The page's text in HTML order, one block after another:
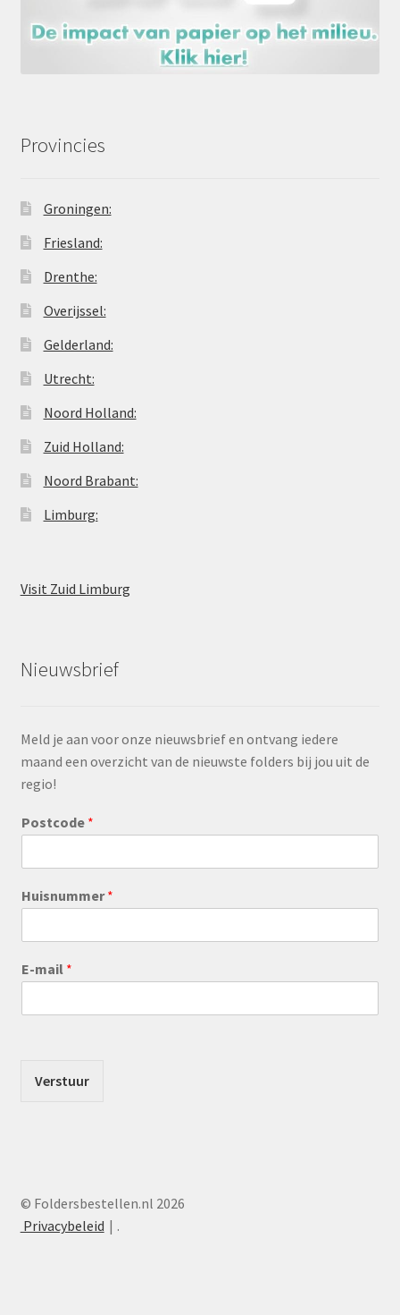
Provincies
Groningen:
Friesland:
Drenthe:
Overijssel:
Gelderland:
Utrecht:
Noord Holland:
Zuid Holland:
Noord Brabant:
Limburg:
Visit Zuid Limburg
Nieuwsbrief
Meld je aan voor onze nieuwsbrief en ontvang iedere
maand een overzicht van de nieuwste folders bij jou uit de
regio!
Postcode *
Huisnummer*
E-mail *
Verstuur
© Foldersbestellen.nl 2026
Privacybeleid
.